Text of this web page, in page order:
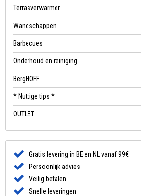
Terrasverwarmer
Wandschappen
Barbecues
Onderhoud en reiniging
BergHOFF
* Nuttige tips *
OUTLET
Gratis levering in BE en NL vanaf 99€
Persoonlijk advies
Veilig betalen
Snelle leveringen